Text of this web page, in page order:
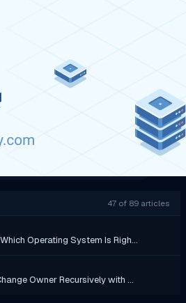
47 of 89 articles
Operating System Is Righ…
Owner Recursively with …